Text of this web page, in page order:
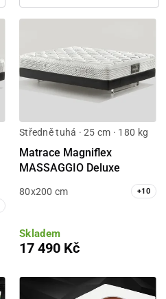
Středně tuhá · 25 cm · 180 kg
Matrace Magniflex
MASSAGGIO Deluxe
80x200 cm +10
Skladem
17 490 Kč